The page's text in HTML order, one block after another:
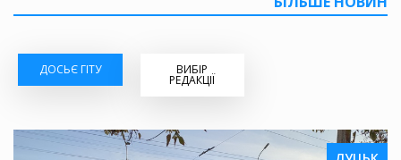
ДОСЬЄ ГІТУ ВИБІР
РЕДАКЦІЇ